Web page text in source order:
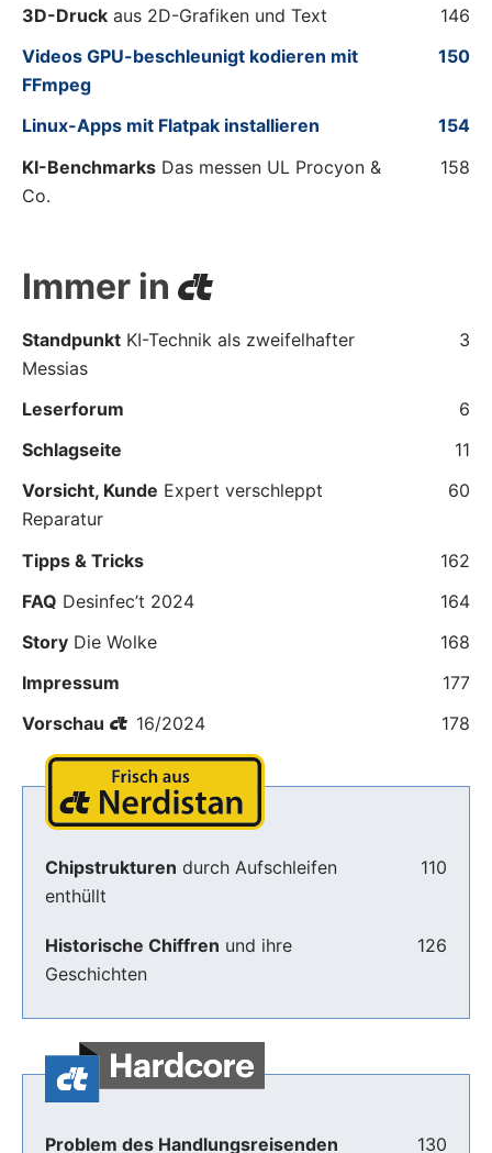
3D-Druck aus 2D-Grafiken und Text
146
Videos GPU-beschleunigt kodieren mit
FFmpeg
150
Linux-Apps mit Flatpak installieren
154
KI-Benchmarks Das messen UL Procyon &
Co.
158
Immer in
Standpunkt KI-Technik als zweifelhafter
Messias
3
Leserforum
6
Schlagseite
11
Vorsicht, Kunde Expert verschleppt
Reparatur
60
Tipps & Tricks
162
FAQ Desinfec’t 2024
164
Story Die Wolke
168
Impressum
177
Vorschau
16/2024 178
Chipstrukturen durch Aufschleifen
enthüllt
110
Historische Chiffren und ihre
Geschichten
126
Problem des Handlungsreisenden
130